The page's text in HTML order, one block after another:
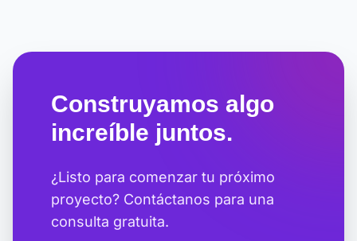
Construyamos algo
increíble juntos.
¿Listo para comenzar tu próximo
proyecto? Contáctanos para una
consulta gratuita.